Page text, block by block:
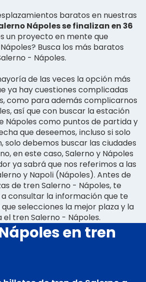
baratos en nuestras
Nápoles se finalizan en 36
un proyecto en mente que
Busca los más baratos
- Nápoles.
de las veces la opción más
ya hay cuestiones complicadas
como para además complicarnos
así que con buscar la estación
Nápoles como puntos de partida y
que deseemos, incluso si solo
solo debemos buscar las ciudades
en este caso, Salerno y Nápoles
ya sabrá que nos referimos a las
y Napoli (Nápoles). Antes de
de tren Salerno - Nápoles, te
consultar la información que te
selecciones la mejor plaza y la
tren Salerno - Nápoles.
en tren